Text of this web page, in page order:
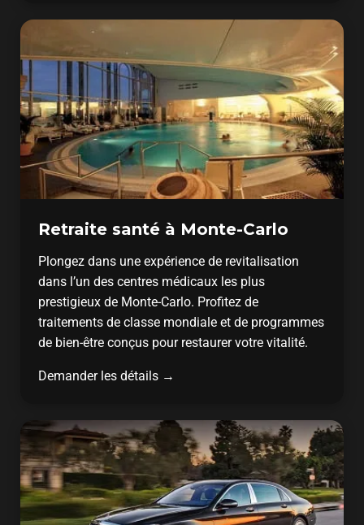
Retraite santé à Monte-Carlo
Plongez dans une expérience de revitalisation
dans l’un des centres médicaux les plus
prestigieux de Monte-Carlo. Profitez de
traitements de classe mondiale et de programmes
de bien-être conçus pour restaurer votre vitalité.
Demander les détails →